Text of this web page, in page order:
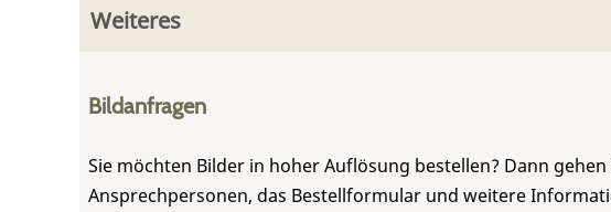
Weiteres
Bildanfragen
Sie möchten Bilder in hoher Auflösung bestellen? Dann
Ansprechpersonen, das Bestellformular und weitere